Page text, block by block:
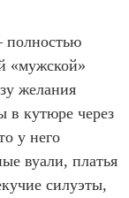
полностью
«мужской»
желания
в кутюре через
у него
вуали, платья
силуэты,